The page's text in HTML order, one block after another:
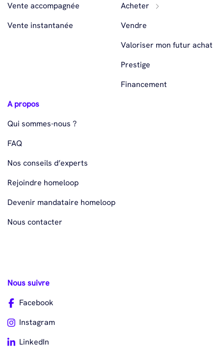
Vente accompagnée
Vente instantanée
Acheter
Vendre
Valoriser mon futur achat
Prestige
Financement
A propos
Qui sommes-nous ?
FAQ
Nos conseils d’experts
Rejoindre homeloop
Devenir mandataire homeloop
Nous contacter
Nous suivre
Facebook
Instagram
LinkedIn